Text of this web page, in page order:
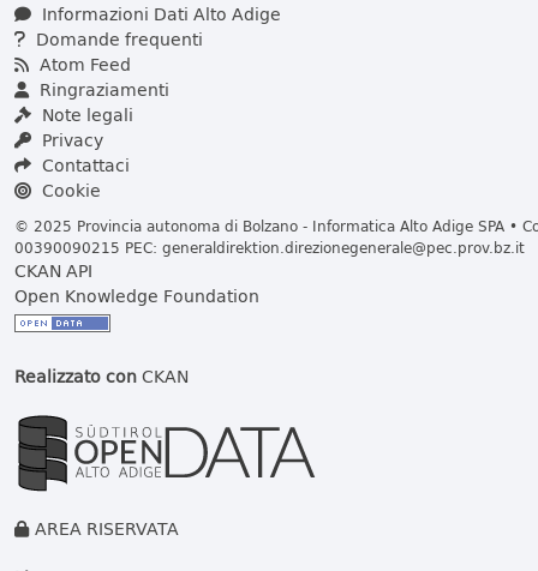
Informazioni Dati Alto Adige
Domande frequenti
Atom Feed
Ringraziamenti
Note legali
Privacy
Contattaci
Cookie
© 2025 Provincia autonoma di Bolzano - Informatica Alto Adige SPA •
00390090215 PEC: generaldirektion.direzionegenerale@pec.prov.bz.it
CKAN API
Open Knowledge Foundation
Realizzato conCKAN
AREA RISERVATA